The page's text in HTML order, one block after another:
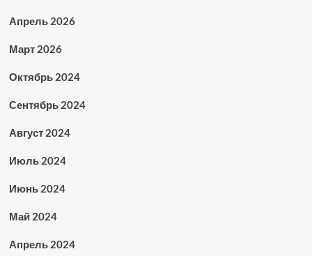
Апрель 2026
Март 2026
Октябрь 2024
Сентябрь 2024
Август 2024
Июль 2024
Июнь 2024
Май 2024
Апрель 2024